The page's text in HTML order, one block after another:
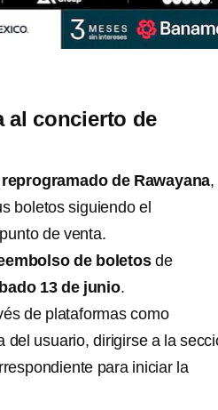
al concierto de
de Rawayana,
boletos siguiendo el
de venta.
de boletosde
13 de junio.
de plataformas como
del usuario, dirigirse a la
para iniciar la